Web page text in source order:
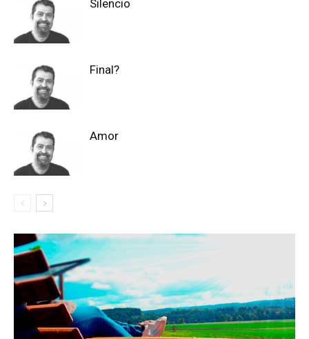
Silencio
Final?
Amor